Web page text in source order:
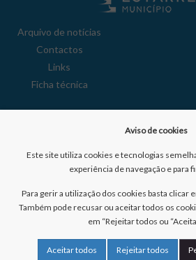
Arquivo de notícias
Contactos
Links
Ficha técnica
41040813
Aviso de cookies
Este site utiliza cookies e tecnologias
experiência de navegação e para
Para gerir a utilização dos cookies basta clicar
Também pode recusar ou aceitar todos os
em “Rejeitar todos ou
Aceitar todos Rejeitar todos